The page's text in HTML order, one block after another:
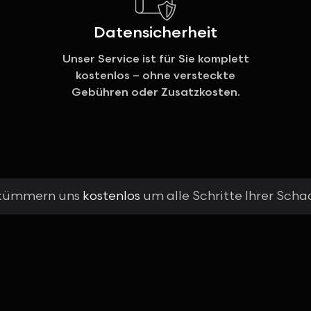
Datensicherheit
Unser Service ist für Sie komplett
kostenlos – ohne versteckte
Gebühren oder Zusatzkosten.
uns kostenlos um alle Schritte Ihrer